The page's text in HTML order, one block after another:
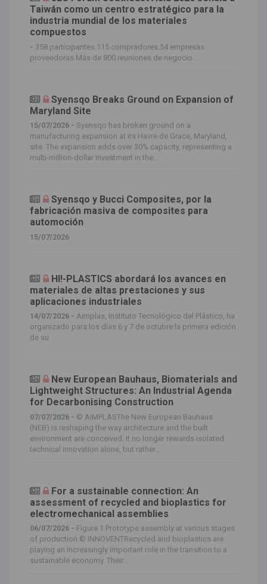
Taiwán como un centro estratégico para la
industria mundial de los materiales
compuestos
- 358 participantes.115 compradores.54 empresas
proveedoras.Más de 800 reuniones de negocio...
Syensqo Breaks Ground on Expansion of
Maryland Site
15/07/2026 - Syensqo has broken ground on a
manufacturing expansion at its Havre de Grace, Maryland,
site. The expansion adds over 30% capacity, representing a
multi-million-dollar investment in the...
Syensqo y Bucci Composites, por la
fabricación masiva de composites para
automoción
15/07/2026
HI!-PLASTICS abordará los avances en
materiales de altas prestaciones y sus
aplicaciones industriales
14/07/2026 - Aimplas, Instituto Tecnológico del Plástico, ha
organizado para los días 6 y 7 de octubre la primera edición
de su
New European Bauhaus, Biomaterials and
Lightweight Structures: An Industrial Agenda
for Decarbonising Construction
07/07/2026 - © AIMPLASThe New European Bauhaus
(NEB) is reshaping the way architecture and the built
environment are conceived. It no longer rewards isolated
technical innovation alone, but rather...
For a sustainable connection: An
assessment of recycled and bioplastics for
electromechanical assemblies
06/07/2026 - Figure 1 Prototype assembly at various stages
of production © INNOVENTRecycled and bioplastics are
playing an increasingly important role in the transition to a
sustainable economy. Their...